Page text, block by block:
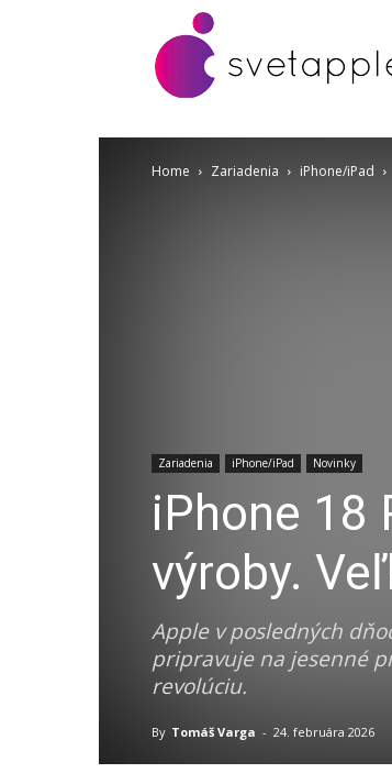
Home Zariadenia iPhone/iPad
Zariadenia iPhone/iPad Novinky
iPhone 18
výroby.
Apple v posledných
pripravuje na jesenné
revolúciu.
By Tomáš Varga - 24. februára 2026